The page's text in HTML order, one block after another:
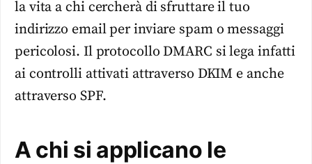
la vita a chi cercherà di sfruttare il tuo
indirizzo email per inviare spam o messaggi
pericolosi. Il protocollo DMARC si lega infatti
ai controlli attivati attraverso DKIM e anche
attraverso SPF.
A chi si applicano le